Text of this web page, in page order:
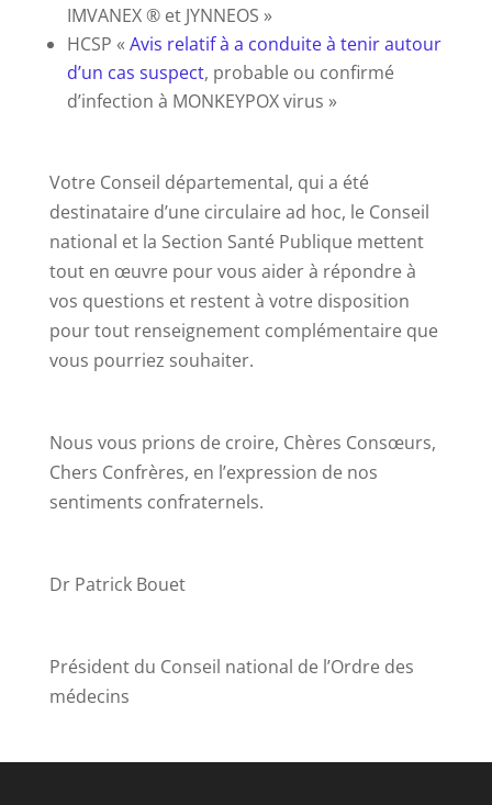
IMVANEX ® et JYNNEOS »
HCSP « Avis relatif à a conduite à tenir autour
d’un cas suspect, probable ou confirmé
d’infection à MONKEYPOX virus »
Votre Conseil départemental, qui a été
destinataire d’une circulaire ad hoc, le Conseil
national et la Section Santé Publique mettent
tout en œuvre pour vous aider à répondre à
vos questions et restent à votre disposition
pour tout renseignement complémentaire que
vous pourriez souhaiter.
Nous vous prions de croire, Chères Consœurs,
Chers Confrères, en l’expression de nos
sentiments confraternels.
Dr Patrick Bouet
Président du Conseil national de l’Ordre des
médecins